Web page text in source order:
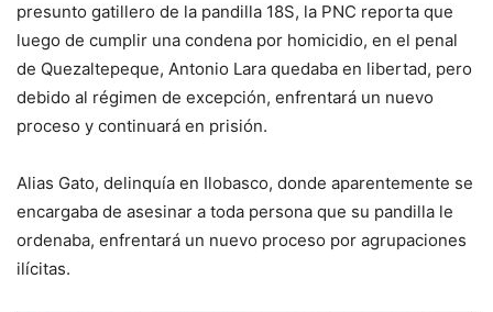
presunto gatillero de la pandilla 18S, la PNC reporta que
luego de cumplir una condena por homicidio, en el penal
de Quezaltepeque, Antonio Lara quedaba en libertad, pero
debido al régimen de excepción, enfrentará un nuevo
proceso y continuará en prisión.
Alias Gato, delinquía en Ilobasco, donde aparentemente se
encargaba de asesinar a toda persona que su pandilla le
ordenaba, enfrentará un nuevo proceso por agrupaciones
ilícitas.